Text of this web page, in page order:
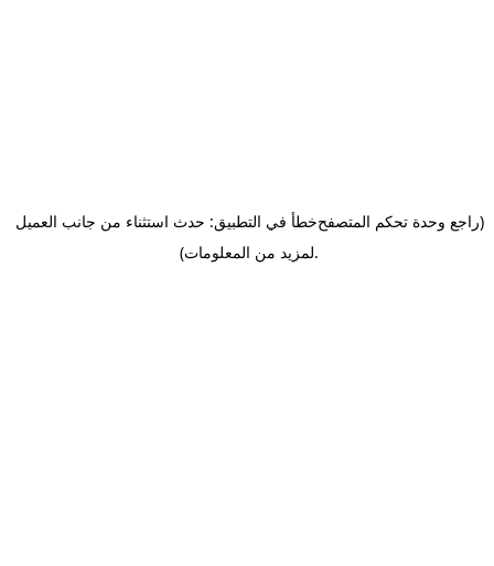
خطأ في التطبيق: حدث استثناء من جانب العميل(راجع وحدة تحكم المتصفح
لمزيد من المعلومات).